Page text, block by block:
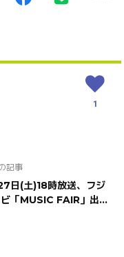
1
記事
日(土)18時放送、フジ
「MUSIC FAIR」出演